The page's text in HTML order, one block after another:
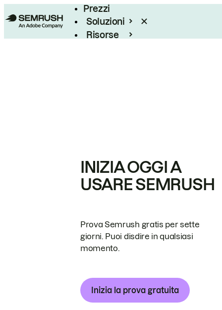
Prezzi
Soluzioni
Risorse
INIZIA OGGI A
USARE SEMRUSH
Prova Semrush gratis per sette
giorni. Puoi disdire in qualsiasi
momento.
Inizia la prova gratuita